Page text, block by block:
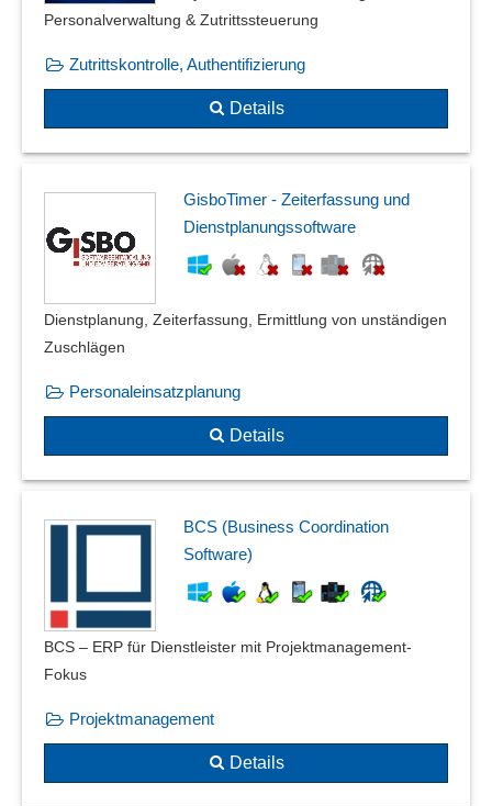
Personalverwaltung & Zutrittssteuerung
Zutrittskontrolle, Authentifizierung
Details
GisboTimer - Zeiterfassung und
Dienstplanungssoftware
Dienstplanung, Zeiterfassung, Ermittlung von unständigen
Zuschlägen
Personaleinsatzplanung
Details
BCS (Business Coordination
Software)
BCS – ERP für Dienstleister mit Projektmanagement-
Fokus
Projektmanagement
Details